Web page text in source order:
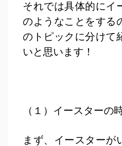
それでは具体的にイ
のようなことをする
のトピックに分けて
いと思います！
（１）イースターの
まず、イースターが